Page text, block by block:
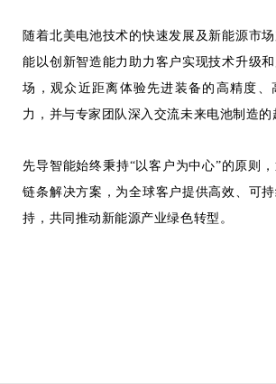
随着北美电池技术的快速发展及新能源市
能以创新智造能力助力客户实现技术升级
场，观众近距离体验先进装备的高精度、
力，并与专家团队深入交流未来电池制造的
先导智能始终秉持“以客户为中心”的原则
链条解决方案，为全球客户提供高效、可
持，共同推动新能源产业绿色转型。